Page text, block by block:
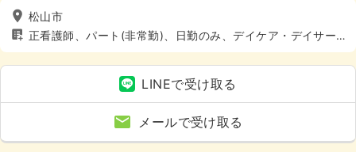
松山市
正看護師、パート(非常勤)、日勤のみ、デイケア・デイサー
ビス、介護・福祉系
LINEで受け取る
メールで受け取る